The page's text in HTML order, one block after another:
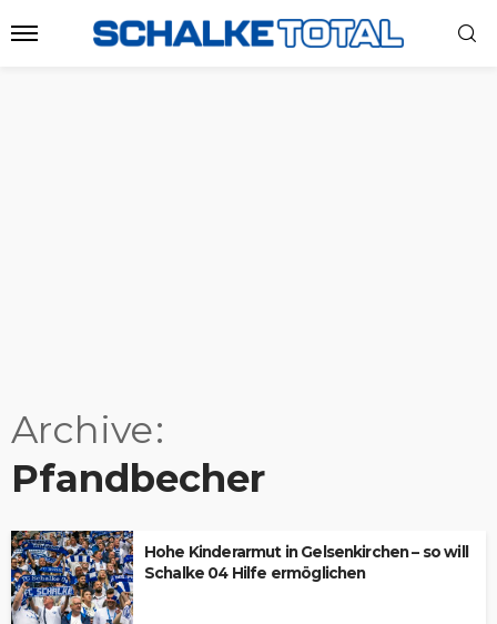
Archive
Pfandbecher
Hohe Kinderarmut in Gelsenkirchen – so will
Schalke 04 Hilfe ermöglichen